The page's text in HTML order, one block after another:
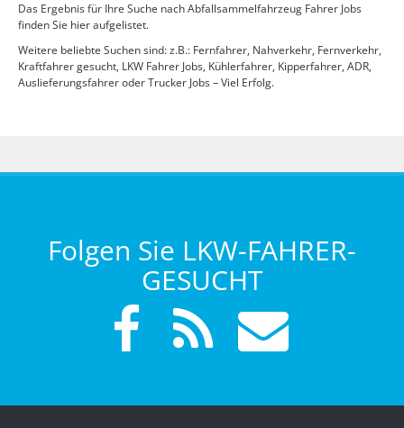
Das Ergebnis für Ihre Suche nach Abfallsammelfahrzeug Fahrer Jobs
finden Sie hier aufgelistet.
Weitere beliebte Suchen sind: z.B.: Fernfahrer, Nahverkehr, Fernverkehr,
Kraftfahrer gesucht, LKW Fahrer Jobs, Kühlerfahrer, Kipperfahrer, ADR,
Auslieferungsfahrer oder Trucker Jobs – Viel Erfolg.
Folgen Sie LKW-FAHRER-
GESUCHT